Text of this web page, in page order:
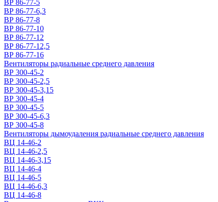
ВР 86-77-5
ВР 86-77-6,3
ВР 86-77-8
ВР 86-77-10
ВР 86-77-12
ВР 86-77-12,5
ВР 86-77-16
Вентиляторы радиальные среднего давления
ВР 300-45-2
ВР 300-45-2,5
ВР 300-45-3,15
ВР 300-45-4
ВР 300-45-5
ВР 300-45-6,3
ВР 300-45-8
Вентиляторы дымоудаления радиальные среднего давления
ВЦ 14-46-2
ВЦ 14-46-2,5
ВЦ 14-46-3,15
ВЦ 14-46-4
ВЦ 14-46-5
ВЦ 14-46-6,3
ВЦ 14-46-8